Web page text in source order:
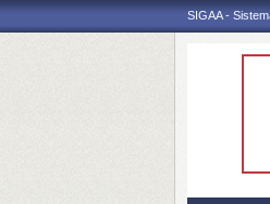
SIGAA -